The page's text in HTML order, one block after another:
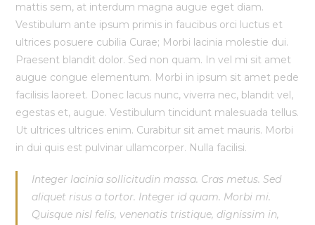
mattis sem, at interdum magna augue eget diam.
Vestibulum ante ipsum primis in faucibus orci luctus et
ultrices posuere cubilia Curae; Morbi lacinia molestie dui.
Praesent blandit dolor. Sed non quam. In vel mi sit amet
augue congue elementum. Morbi in ipsum sit amet pede
facilisis laoreet. Donec lacus nunc, viverra nec, blandit vel,
egestas et, augue. Vestibulum tincidunt malesuada tellus.
Ut ultrices ultrices enim. Curabitur sit amet mauris. Morbi
in dui quis est pulvinar ullamcorper. Nulla facilisi.
Integer lacinia sollicitudin massa. Cras metus. Sed
aliquet risus a tortor. Integer id quam. Morbi mi.
Quisque nisl felis, venenatis tristique, dignissim in,